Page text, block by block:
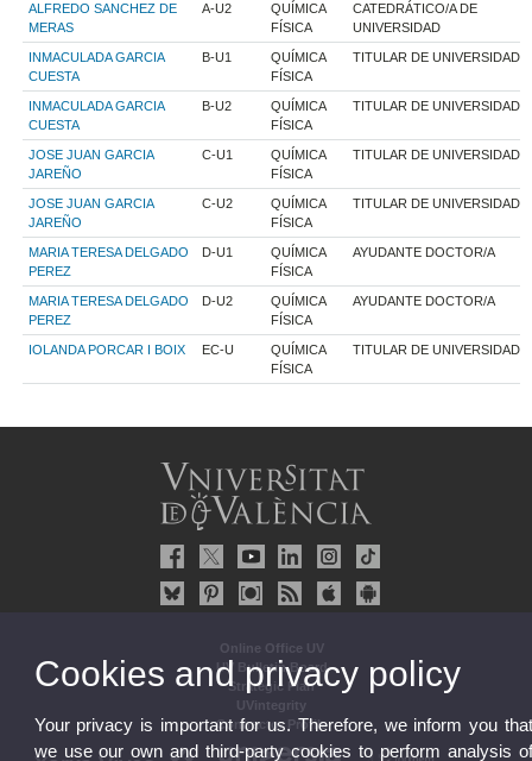
ALFREDO SANCHEZ DE
MERAS
A-U2
QUÍMICA
FÍSICA
CATEDRÁTICO/A DE
UNIVERSIDAD
INMACULADA GARCIA
CUESTA
B-U1
QUÍMICA
FÍSICA
TITULAR DE UNIVERSIDAD
INMACULADA GARCIA
CUESTA
B-U2
QUÍMICA
FÍSICA
TITULAR DE UNIVERSIDAD
JOSE JUAN GARCIA
JAREÑO
C-U1
QUÍMICA
FÍSICA
TITULAR DE UNIVERSIDAD
JOSE JUAN GARCIA
JAREÑO
C-U2
QUÍMICA
FÍSICA
TITULAR DE UNIVERSIDAD
MARIA TERESA DELGADO
PEREZ
D-U1
QUÍMICA
FÍSICA
AYUDANTE DOCTOR/A
MARIA TERESA DELGADO
PEREZ
D-U2
QUÍMICA
FÍSICA
AYUDANTE DOCTOR/A
IOLANDA PORCAR I BOIX EC-U
QUÍMICA
FÍSICA
TITULAR DE UNIVERSIDAD
Online Office UV
UV Bulletin Board
Strategic Plan
UVintegrity
Contractor Profile
Cookies and privacy policy
Your privacy is important for us. Therefore, we inform you
we use our own and third-party cookies to perform analysis